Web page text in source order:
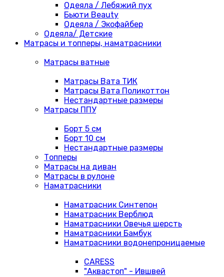
Одеяла / Лебяжий пух
Бьюти Beauty
Одеяла / Экофайбер
Одеяла/ Детские
Матрасы и топперы, наматрасники
Матрасы ватные
Матрасы Вата ТИК
Матрасы Вата Поликоттон
Нестандартные размеры
Матрасы ППУ
Борт 5 см
Борт 10 см
Нестандартные размеры
Топперы
Матрасы на диван
Матрасы в рулоне
Наматрасники
Наматрасник Синтепон
Наматрасник Верблюд
Наматрасники Овечья шерсть
Наматрасники Бамбук
Наматрасники водонепроницаемые
CARESS
"Аквастоп" - Ившвей